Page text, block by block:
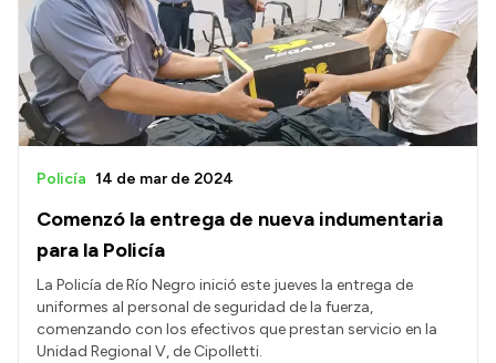
Acerca de Río Negro
Historia
Geografía
Invertí en Río Negro
Transparencia
Presupuesto
Boletín Oficial
Compras y licitaciones
Comenzó la entrega de nueva indumentaria
para la Policía
Policía 14 de mar de 2024
La Policía de Río Negro inició este jueves la entrega de
uniformes al personal de seguridad de la fuerza,
comenzando con los efectivos que prestan servicio en la
Unidad Regional V, de Cipolletti.